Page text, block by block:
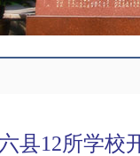
县12所学校